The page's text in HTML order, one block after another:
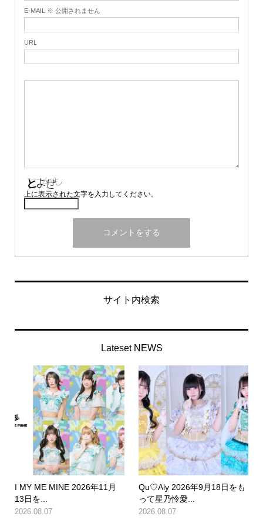
E-MAIL ※ 公開されません
URL
上に表示された文字を入力してください。
サイト内検索
Lateset NEWS
I MY ME MINE 2026年11月
13日を...
2026.08.07
Qu♡Aly 2026年9月18日をも
って星乃怜愛...
2026.08.07